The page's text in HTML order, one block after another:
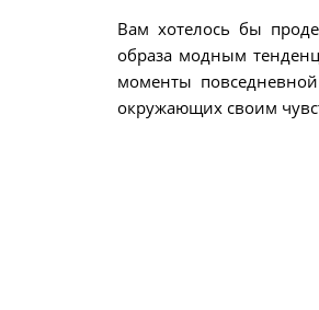
Вам хотелось бы
образа модным
моменты
окружающих своим